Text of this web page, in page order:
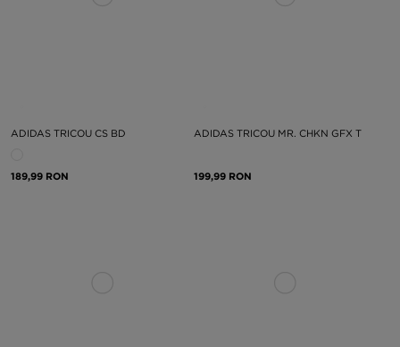
ADIDAS TRICOU CS BD
189,99 RON
ADIDAS TRICOU MR. CHKN GFX T
199,99 RON